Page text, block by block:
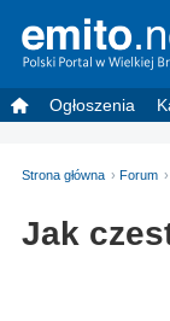
Ogłoszenia
Strona główna Forum
Jak